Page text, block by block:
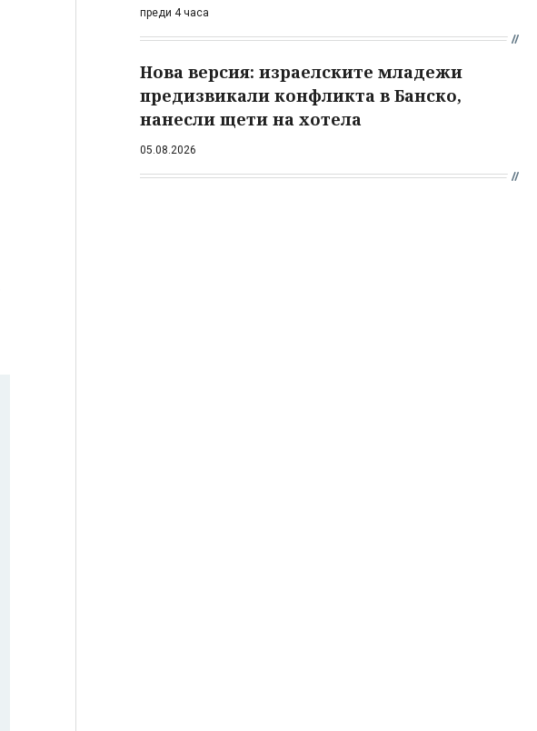
преди 4 часа
Нова версия: израелските младежи
предизвикали конфликта в Банско,
нанесли щети на хотела
05.08.2026